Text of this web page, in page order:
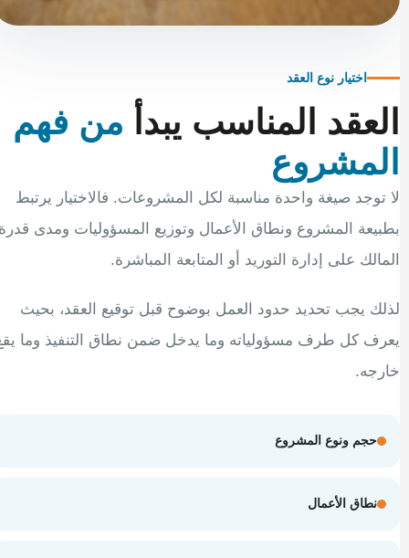
اختيار نوع العقد
العقد المناسب يبدأ من فهم
المشروع
لا توجد صيغة واحدة مناسبة لكل المشروعات. فالاختيار يرتبط
بطبيعة المشروع ونطاق الأعمال وتوزيع المسؤوليات ومدى قدرة
المالك على إدارة التوريد أو المتابعة المباشرة.
لذلك يجب تحديد حدود العمل بوضوح قبل توقيع العقد، بحيث
يعرف كل طرف مسؤولياته وما يدخل ضمن نطاق التنفيذ وما يقع
خارجه.
حجم ونوع المشروع
نطاق الأعمال